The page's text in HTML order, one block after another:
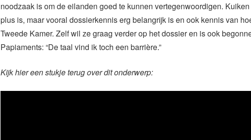
noodzaak is om de eilanden goed te kunnen vertegenwoordigen.
plus is, maar vooral dossierkennis erg belangrijk is en ook kennis van
Tweede Kamer. Zelf wil ze graag verder op het dossier en is ook
Papiaments: “De taal vind ik toch een barrière.”
Kijk hier een stukje terug over dit onderwerp: